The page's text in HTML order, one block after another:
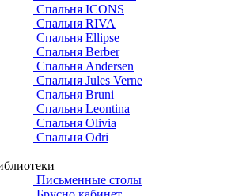
Спальня ICONS
Спальня RIVA
Спальня Ellipse
Спальня Berber
Спальня Andersen
Спальня Jules Verne
Спальня Bruni
Спальня Leontina
Спальня Olivia
Спальня Odri
Письменные столы